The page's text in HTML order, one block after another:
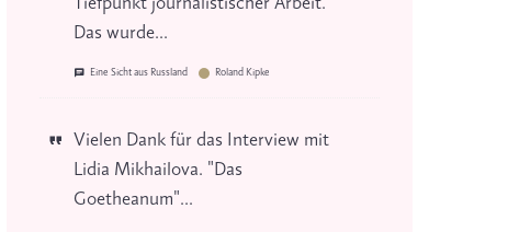
Das wurde...
Eine Sicht aus Russland Roland Kipke
Vielen Dank für das Interview mit
Lidia Mikhailova. "Das
Goetheanum"...